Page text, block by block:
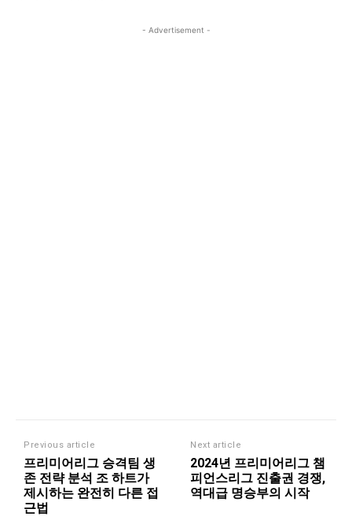
- Advertisement -
Previous article
프리미어리그 승격팀 생
존 전략 분석 조 하트가
제시하는 완전히 다른 접
근법
Next article
2024년 프리미어리그 챔
피언스리그 진출권 경쟁,
역대급 명승부의 시작